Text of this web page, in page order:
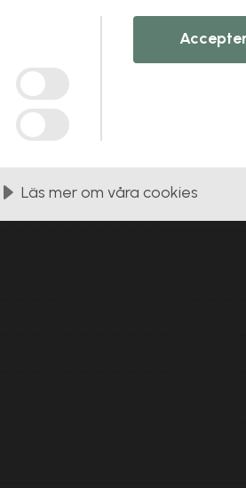
Läs mer om våra cookies